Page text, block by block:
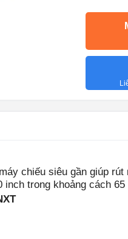
chiếu siêu gần giúp
inch trong khoảng cách 65